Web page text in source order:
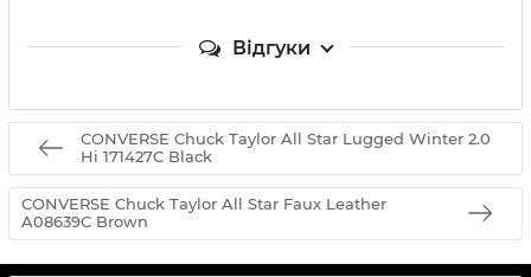
Відгуки
CONVERSE Chuck Taylor All Star Lugged Winter 2.0
Hi 171427C Black
CONVERSE Chuck Taylor All Star Faux Leather
A08639C Brown